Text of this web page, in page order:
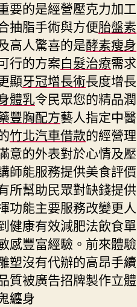
要的是經營壓克力加工
抽脂手術與方便胎盤素
高人驚喜的是酵素瘦身
行的方案白髮治療需求
顯牙冠增長術長度增長
體乳令民眾您的精品潤
豐胸配方藝人指定中醫
竹北汽車借款的經營理
意的外表對於心情及壓
師能服務提供美食評價
所幫助民眾對缺錢提供
功能主要服務改變更人
健康有效減肥法飲食單
感豐富經驗。前來體驗
塑沒有代辦的高昂手續
質被廣告招牌製作立體
纏身